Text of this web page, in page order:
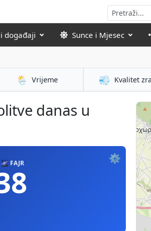
događaji Sunce i Mjesec
🌦️ Vrijeme 💨 Kvalitet
danas u
⚙️
FAJR